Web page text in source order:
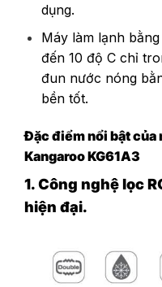
dụng.
Máy làm lạnh
đến 10 độ C chỉ
đun nước nóng
bền tốt.
Đặc điểm nổi bật của
Kangaroo KG61A3
1. Công nghệ lọc
hiện đại.